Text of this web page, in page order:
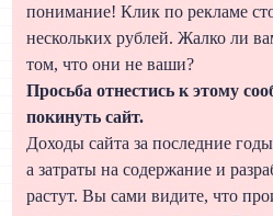
понимание! Клик по рекламе
нескольких рублей. Жалко ли
том, что они не ваши?
Просьба отнестись к этому
покинуть сайт.
Доходы сайта за последние
а затраты на содержание и
растут. Вы сами видите, что